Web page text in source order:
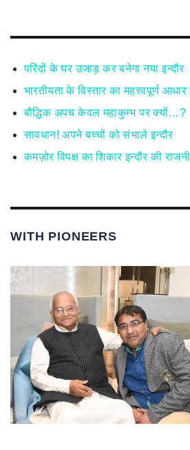
परिंदों के घर उजाड़ कर बनेगा नया इन्दौर
भारतीयता के विस्तार का महत्त्वपूर्ण आधार
बौद्धिक अपच केवल महाकुम्भ पर क्यों…?
सावधान! अपने बच्चों को संभाले इन्दौर
कमज़ोर विपक्ष का शिकार इन्दौर की
WITH PIONEERS